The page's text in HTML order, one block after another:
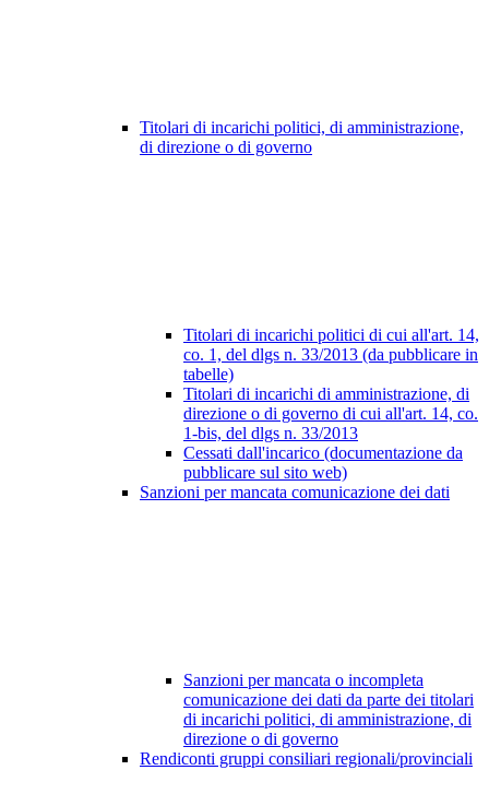
Titolari di incarichi politici, di amministrazione,
di direzione o di governo
Titolari di incarichi politici di cui all'art. 14,
co. 1, del dlgs n. 33/2013 (da pubblicare in
tabelle)
Titolari di incarichi di amministrazione, di
direzione o di governo di cui all'art. 14, co.
1-bis, del dlgs n. 33/2013
Cessati dall'incarico (documentazione da
pubblicare sul sito web)
Sanzioni per mancata comunicazione dei dati
Sanzioni per mancata o incompleta
comunicazione dei dati da parte dei titolari
di incarichi politici, di amministrazione, di
direzione o di governo
Rendiconti gruppi consiliari regionali/provinciali